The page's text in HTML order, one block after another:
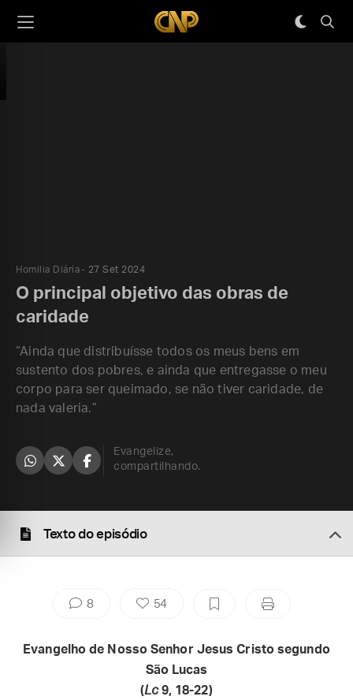
Homilia Diária 27 Set 2024
O principal objetivo das obras de
caridade
“Ainda que distribuísse todos os meus bens em
sustento dos pobres, e ainda que entregasse o meu
corpo para ser queimado, se não tiver caridade, de
nada valeria.”
Evangelize,
compartilhando.
Texto do episódio
8 54
Evangelho de Nosso Senhor Jesus Cristo segundo
São Lucas
(Lc9, 18-22)